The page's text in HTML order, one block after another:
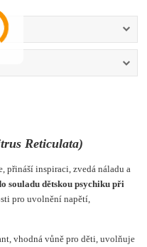
Reticulata)
přináší inspiraci, zvedá náladu a
souladu dětskou psychiku při
pro uvolnění napětí,
vhodná vůně pro děti, uvolňuje